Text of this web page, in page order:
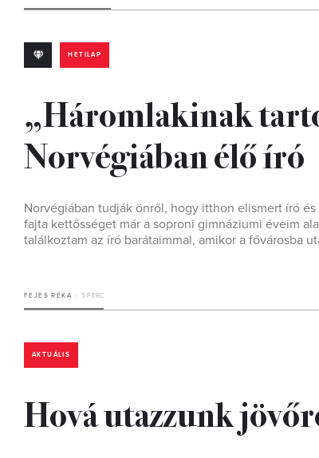
HETILAP
„Háromlakinak
Norvégiában élő író
Norvégiában tudják önről, hogy itthon elismert író
fajta kettősséget már a soproni gimnáziumi éveim
találkoztam az író barátaimmal, amikor a fővárosba
FEJES RÉKA 5 PERC
AKTUÁLIS
Hová utazzunk